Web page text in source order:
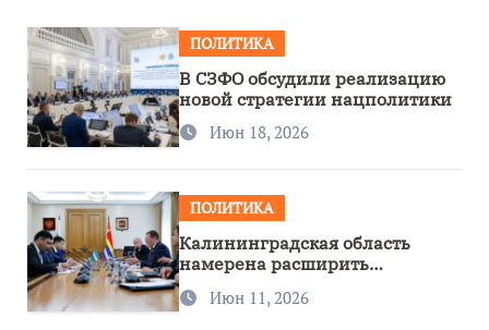
ПОЛИТИКА
В СЗФО обсудили реализацию
новой стратегии нацполитики
Июн 18, 2026
ПОЛИТИКА
Калининградская область
намерена расширить
сотрудничество с Узбекистаном
Июн 11, 2026